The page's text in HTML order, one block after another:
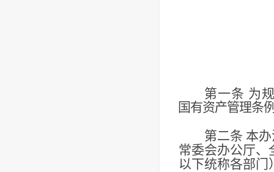
第一条 为
国有资产管理条
第二条 本
常委会办公厅、
以下统称各部门